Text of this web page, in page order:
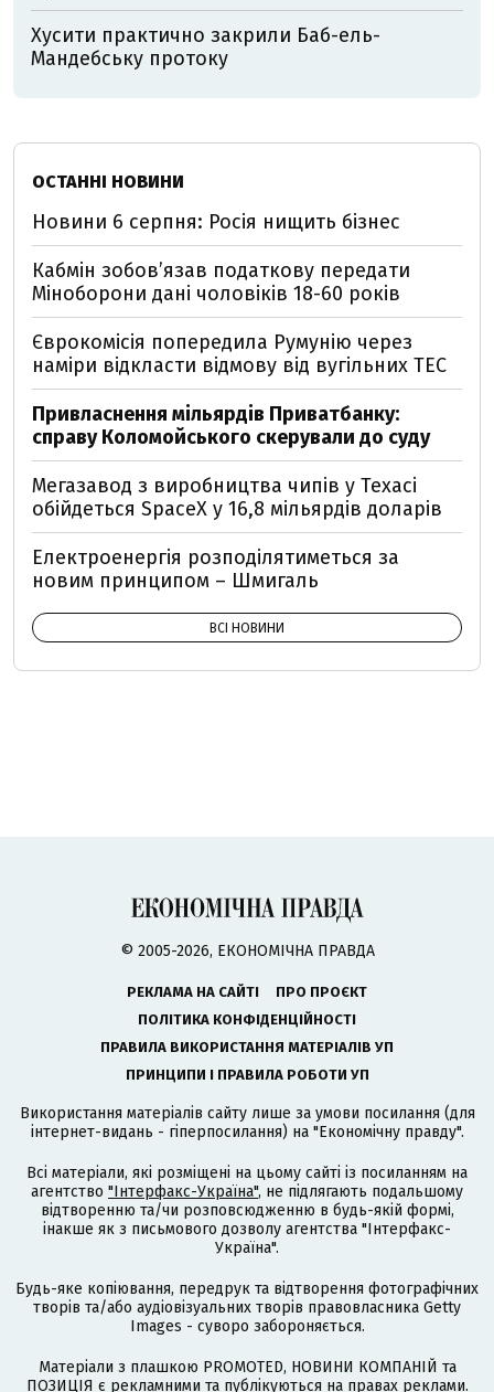
Хусити практично закрили Баб-ель-
Мандебську протоку
ОСТАННІ НОВИНИ
Новини 6 серпня: Росія нищить бізнес
Кабмін зобовʼязав податкову передати
Міноборони дані чоловіків 18-60 років
Єврокомісія попередила Румунію через
наміри відкласти відмову від вугільних ТЕС
Привласнення мільярдів Приватбанку:
справу Коломойського скерували до суду
Мегазавод з виробництва чипів у Техасі
обійдеться SpaceX у 16,8 мільярдів доларів
Електроенергія розподілятиметься за
новим принципом – Шмигаль
ВСІ НОВИНИ
© 2005-2026, ЕКОНОМІЧНА ПРАВДА
РЕКЛАМА НА САЙТІ
ПРО ПРОЄКТ
ПОЛІТИКА КОНФІДЕНЦІЙНОСТІ
ПРАВИЛА ВИКОРИСТАННЯ МАТЕРІАЛІВ УП
ПРИНЦИПИ І ПРАВИЛА РОБОТИ УП
Використання матеріалів сайту лише за умови посилання (для
інтернет-видань - гіперпосилання) на "Економічну правду".
Всі матеріали, які розміщені на цьому сайті із посиланням на
агентство "Інтерфакс-Україна", не підлягають подальшому
відтворенню та/чи розповсюдженню в будь-якій формі,
інакше як з письмового дозволу агентства "Інтерфакс-
Україна".
Будь-яке копіювання, передрук та відтворення фотографічних
творів та/або аудіовізуальних творів правовласника Getty
Images - суворо забороняється.
Матеріали з плашкою PROMOTED, НОВИНИ КОМПАНІЙ та
ПОЗИЦІЯ є рекламними та публікуються на правах реклами.